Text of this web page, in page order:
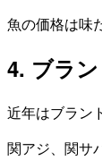
魚の価格は味
4. ブラ
近年はブラン
関アジ、関サ